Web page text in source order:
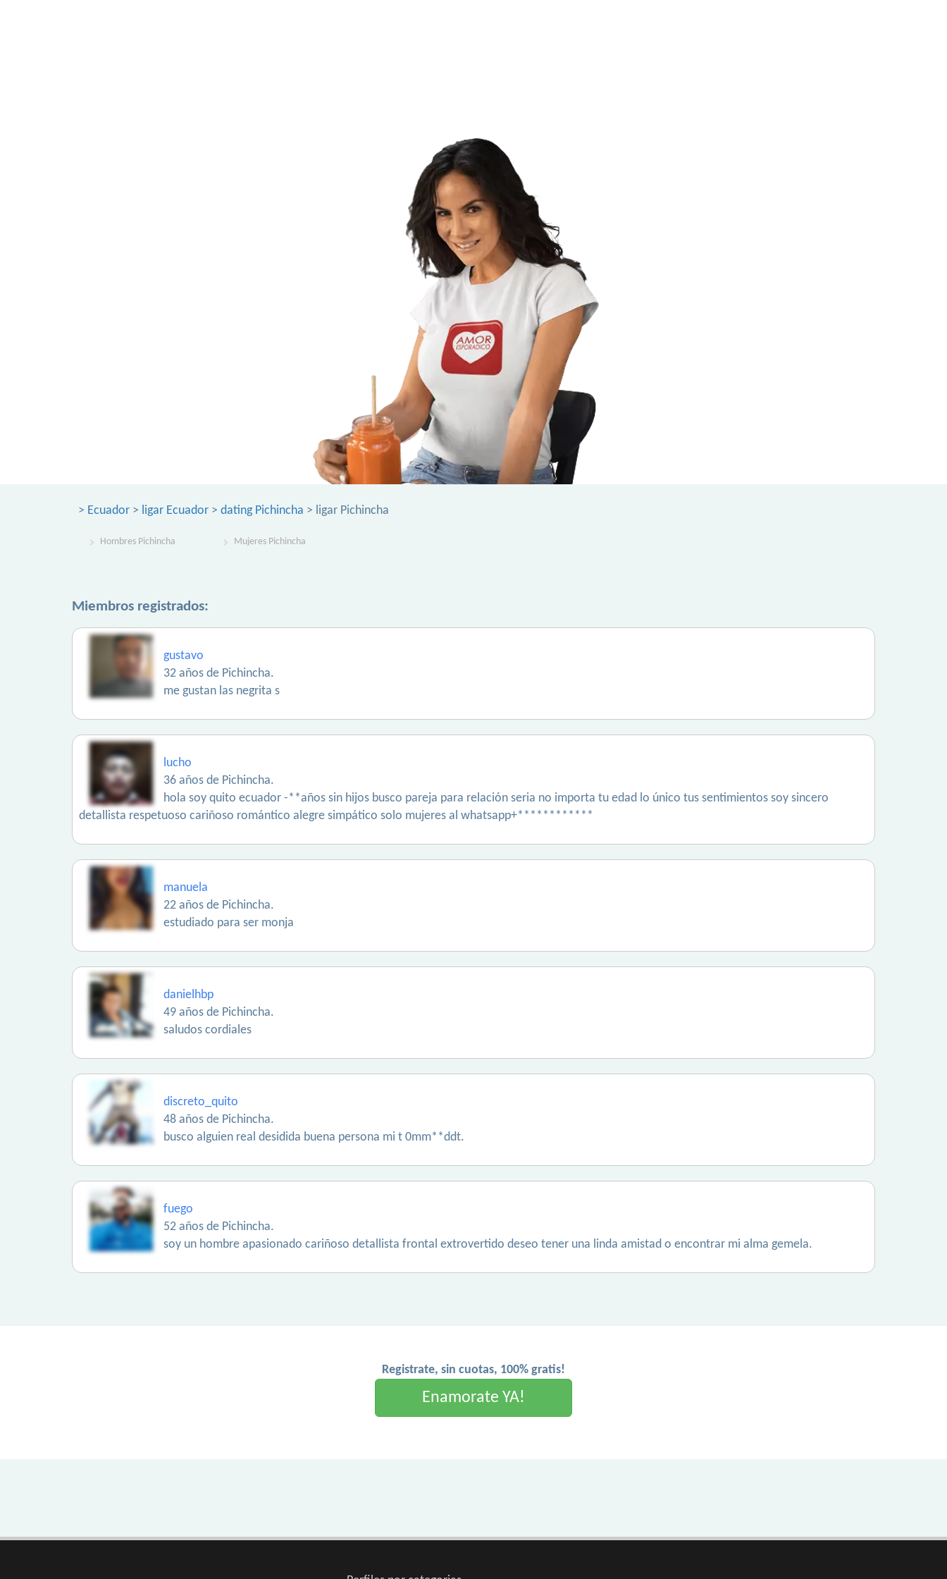
> Ecuador > ligar Ecuador > dating Pichincha > ligar Pichincha
Hombres Pichincha Mujeres Pichincha
Miembros registrados:
gustavo
32 años de Pichincha.
me gustan las negrita s
lucho
36 años de Pichincha.
hola soy quito ecuador -**años sin hijos busco pareja para relación seria no importa tu edad lo único tus sentimientos soy sincero
detallista respetuoso cariñoso romántico alegre simpático solo mujeres al whatsapp+************
manuela
22 años de Pichincha.
estudiado para ser monja
danielhbp
49 años de Pichincha.
saludos cordiales
discreto_quito
48 años de Pichincha.
busco alguien real desidida buena persona mi t 0mm**ddt.
fuego
52 años de Pichincha.
soy un hombre apasionado cariñoso detallista frontal extrovertido deseo tener una linda amistad o encontrar mi alma gemela.
Registrate, sin cuotas, 100% gratis!
Enamorate YA!